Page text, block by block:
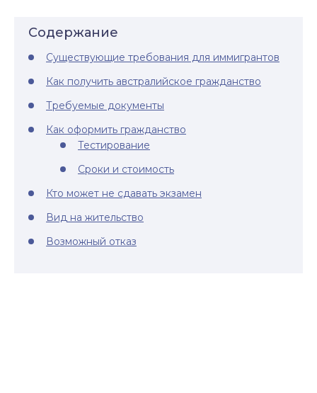
Содержание
Существующие требования для иммигрантов
Как получить австралийское гражданство
Требуемые документы
Как оформить гражданство
Тестирование
Сроки и стоимость
Кто может не сдавать экзамен
Вид на жительство
Возможный отказ